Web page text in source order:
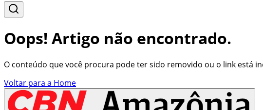
Oops! Artigo não encontrado.
O conteúdo que você procura pode ter sido removido ou o link está
Voltar para a Home